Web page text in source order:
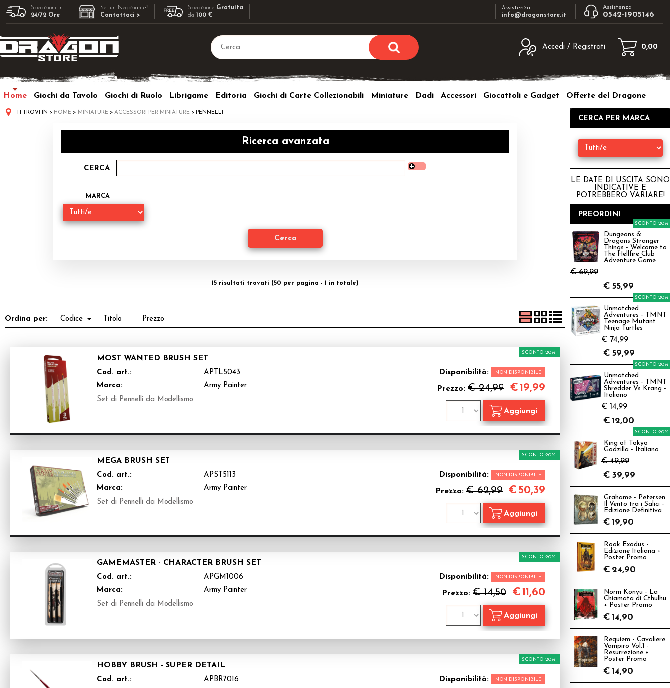
Spedizioni in
24/72 Ore
Sei un Negoziante?
Contattaci >
Spedizione Gratuita
da100 €
Assistenza
info@dragonstore.it
Assistenza
0542-1905146
Accedi / Registrati
utente e la password e poi clicca sul
sito clicca sul pulsante "Registrati"
0,00
Home Giochi da Tavolo Giochi di Ruolo Librigame Editoria Giochi di Carte Collezionabili Miniature Dadi Accessori Giocattoli e Gadget Offerte del Dragone
TI TROVI IN HOME MINIATURE ACCESSORI PER MINIATURE PENNELLI
Ricerca avanzata
CERCA
MARCA
15 risultati trovati (50 per pagina - 1 in totale)
Ordina per:
MOST WANTED BRUSH SET
Cod. art.:
APTL5043
Marca:
Army Painter
Set di Pennelli da Modellismo
Disponibilità: NON DISPONIBILE
Prezzo: € 24,99
SCONTO 20%
€19,99
MEGA BRUSH SET
Cod. art.:
APST5113
Marca:
Army Painter
Set di Pennelli da Modellismo
Disponibilità: NON DISPONIBILE
Prezzo: € 62,99
SCONTO 20%
€ 50,39
GAMEMASTER - CHARACTER BRUSH SET
Cod. art.:
APGM1006
Marca:
Army Painter
Set di Pennelli da Modellismo
Disponibilità: NON DISPONIBILE
Prezzo: € 14,50
SCONTO 20%
€11,60
HOBBY BRUSH - SUPER DETAIL
Cod. art.:
APBR7016
Disponibilità: NON DISPONIBILE
SCONTO 20%
CERCA PER MARCA
LE DATE DI USCITA SONO
INDICATIVE E
POTREBBERO VARIARE!
PREORDINI
Dungeons &
Dragons Stranger
Things - Welcome to
The Hellfire Club
Adventure Game
€ 69,99
SCONTO 20%
€ 55,99
Unmatched
Adventures - TMNT
Teenage Mutant
Ninja Turtles
€ 74,99
SCONTO 20%
€ 59,99
Unmatched
Adventures - TMNT
Shredder Vs Krang -
Italiano
€ 14,99
SCONTO 20%
€ 12,00
King of Tokyo
Godzilla - Italiano
€ 49,99
SCONTO 20%
€ 39,99
Grahame - Petersen:
Il Vento tra i Salici -
Edizione Definitiva
€ 19,90
Rook Exodus -
Edizione Italiana +
Poster Promo
€ 24,90
Norm Konyu - La
Chiamata di Cthulhu
+ Poster Promo
€ 14,90
Requiem - Cavaliere
Vampiro Vol.1 -
Resurrezione +
Poster Promo
€ 14,90